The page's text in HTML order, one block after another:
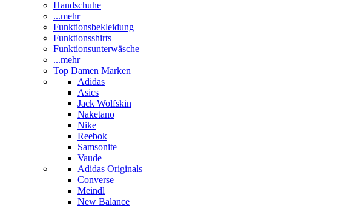
Handschuhe
...mehr
Funktionsbekleidung
Funktionsshirts
Funktionsunterwäsche
...mehr
Top Damen Marken
Adidas
Asics
Jack Wolfskin
Naketano
Nike
Reebok
Samsonite
Vaude
Adidas Originals
Converse
Meindl
New Balance